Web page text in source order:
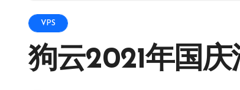
VPS
狗云2021年国庆